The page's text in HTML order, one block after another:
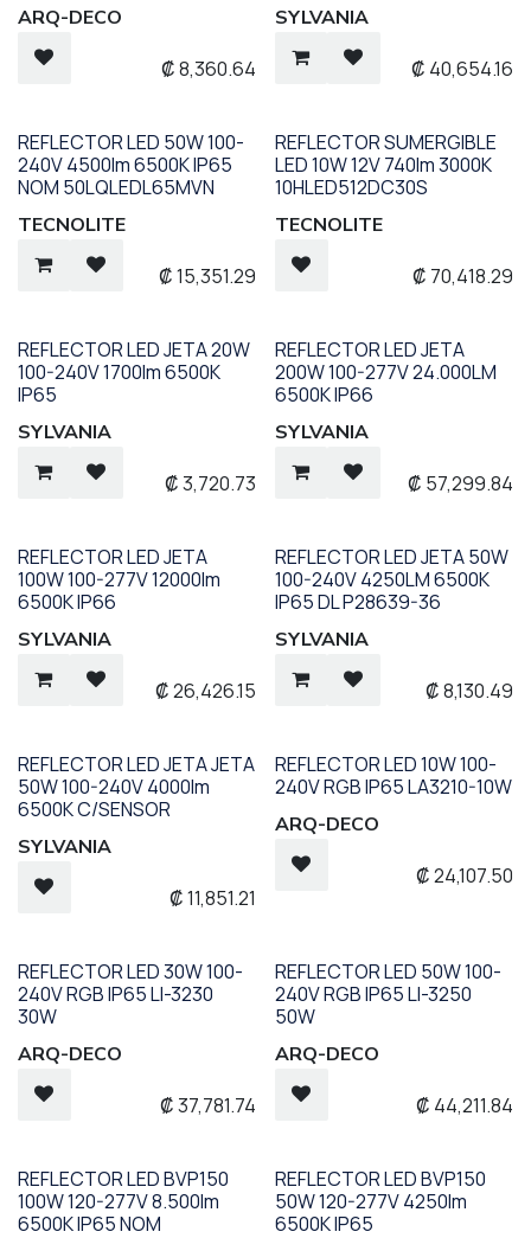
ARQ-DECO
₡8,360.64
SYLVANIA
₡ 40,654.16
REFLECTOR LED 50W 100-
240V 4500lm 6500K IP65
NOM 50LQLEDL65MVN
TECNOLITE
₡15,351.29
REFLECTOR SUMERGIBLE
LED 10W 12V 740lm 3000K
10HLED512DC30S
TECNOLITE
₡ 70,418.29
REFLECTOR LED JETA 20W
100-240V 1700lm 6500K
IP65
SYLVANIA
₡3,720.73
REFLECTOR LED JETA
200W 100-277V 24.000LM
6500K IP66
SYLVANIA
₡ 57,299.84
REFLECTOR LED JETA
100W 100-277V 12000lm
6500K IP66
SYLVANIA
₡26,426.15
REFLECTOR LED JETA 50W
100-240V 4250LM 6500K
IP65 DL P28639-36
SYLVANIA
₡8,130.49
REFLECTOR LED JETA JETA
50W 100-240V 4000lm
6500K C/SENSOR
SYLVANIA
₡11,851.21
REFLECTOR LED 10W 100-
240V RGB IP65 LA3210-10W
ARQ-DECO
₡24,107.50
REFLECTOR LED 30W 100-
240V RGB IP65 LI-3230
30W
ARQ-DECO
₡37,781.74
REFLECTOR LED 50W 100-
240V RGB IP65 LI-3250
50W
ARQ-DECO
₡ 44,211.84
REFLECTOR LED BVP150
100W 120-277V 8.500lm
6500K IP65 NOM
REFLECTOR LED BVP150
50W 120-277V 4250lm
6500K IP65